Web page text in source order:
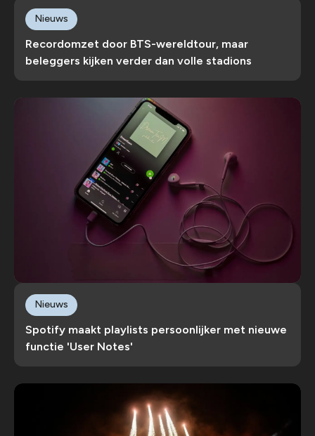
Recordomzet door BTS-wereldtour, maar
beleggers kijken verder dan volle stadions
Nieuws
Spotify maakt playlists persoonlijker met nieuwe
functie 'User Notes'
Nieuws